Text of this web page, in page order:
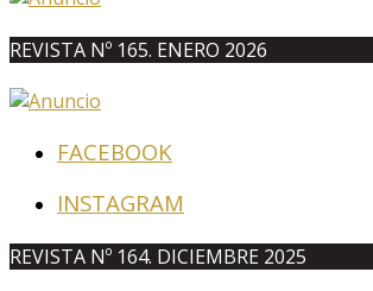
REVISTA Nº 165. ENERO 2026
FACEBOOK
INSTAGRAM
REVISTA Nº 164. DICIEMBRE 2025